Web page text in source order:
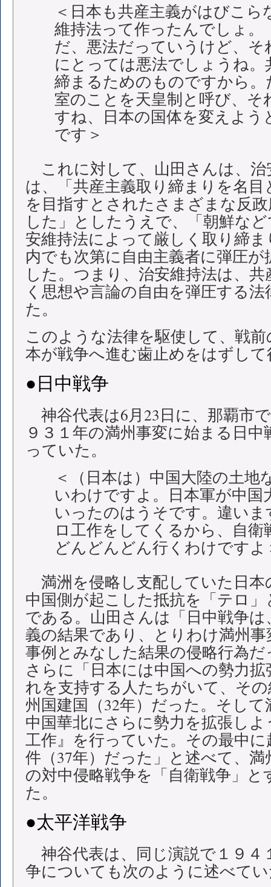
＜日本も共産主義がはびこら
維持法って作ったんでしょ。
だ、悪法だっていうけど、そ
にとっては悪法でしょうね。
締まるためのものですから
室のことを天皇制と呼び、そ
すね、日本の国体を変えよう
です＞
これに対して、山田さんは、治
は、「共産主義取り締まりを名
を目指すとされたさまざまな反
した」としたうえで、「朝鮮な
安維持法によって厳しく取り締
内でも次第に自由主義者に弾圧
した。つまり、治安維持法は、
く思想や言論の自由を弾圧する
た。
このような法律を駆使して、戦
本が戦争へ進む歯止めをはずし
●日中戦争
神谷代表は6月23日に、那覇市
９３１年の満州事変に始まる日
っていた。
＜（日本は）中国大陸の土地
いわけですよ。日本軍が中国
いったのはうそです。違い
ロ工作をしてくるから、自
どんどんどん行くわけですよ
満洲を侵略し支配していた日本
中国側が起こした抵抗を「テロ
である。山田さんは「日中戦争
義の結果であり、とりわけ満州事
事例とみなした結果の侵略行為
さらに「日本には中国への勢力
れを支持する人たちがいて、そ
州国建国（32年）だった。そし
中国華北にさらに勢力を拡張し
工作』を行っていた。その最中
件（37年）だった」と述べて、
の対中侵略戦争を「自衛戦争」と
た。
●太平洋戦争
神谷代表は、同じ演説で１９４
争についても次のように述べて